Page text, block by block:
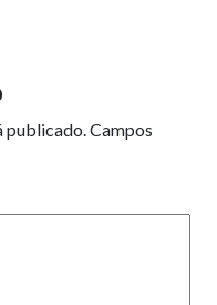
publicado.Campos